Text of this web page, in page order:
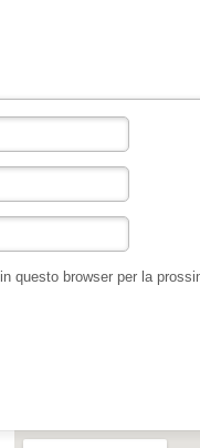
questo browser per la